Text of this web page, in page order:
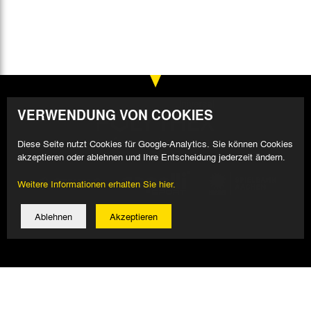
VERWENDUNG VON COOKIES
Diese Seite nutzt Cookies für Google-Analytics. Sie können Cookies
akzeptieren oder ablehnen und Ihre Entscheidung jederzeit ändern.
Weitere Informationen erhalten Sie hier.
Ablehnen Akzeptieren